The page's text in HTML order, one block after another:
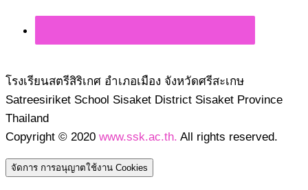
โรงเรียนสตรีสิริเกศ อำเภอเมือง จังหวัดศรีสะเกษ
Satreesiriket School Sisaket District Sisaket Province
Thailand
Copyright © 2020 www.ssk.ac.th. All rights reserved.
จัดการ การอนุญาตใช้งาน Cookies